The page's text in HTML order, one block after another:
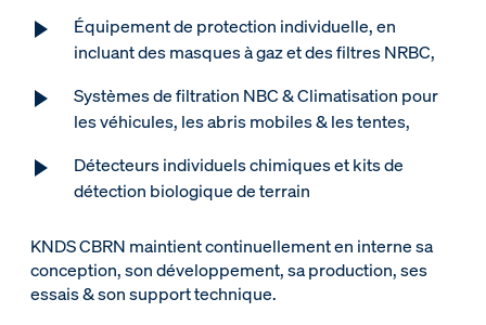
Équipement de protection individuelle, en
incluant des masques à gaz et des filtres NRBC,
Systèmes de filtration NBC & Climatisation pour
les véhicules, les abris mobiles & les tentes,
Détecteurs individuels chimiques et kits de
détection biologique de terrain
KNDS CBRN maintient continuellement en interne sa
conception, son développement, sa production, ses
essais & son support technique.